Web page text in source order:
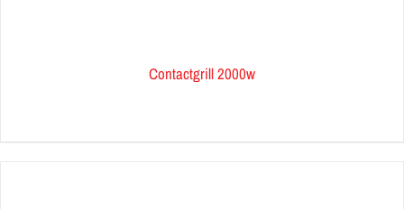
Contactgrill 2000w